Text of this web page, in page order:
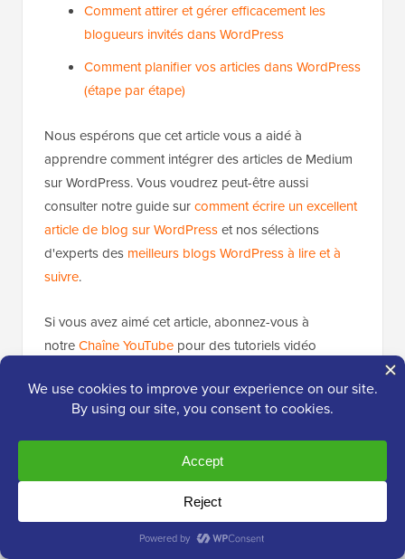
Comment attirer et gérer efficacement les
blogueurs invités dans WordPress
Comment planifier vos articles dans WordPress
(étape par étape)
Nous espérons que cet article vous a aidé à
apprendre comment intégrer des articles de Medium
sur WordPress. Vous voudrez peut-être aussi
consulter notre guide surcomment écrire un excellent
article de blog sur WordPresset nos sélections
d'experts des meilleurs blogs WordPress à lire et à
suivre.
Si vous avez aimé cet article, abonnez-vous à
notreChaîne YouTube pour des tutoriels vidéo
surTwitteretFacebook.